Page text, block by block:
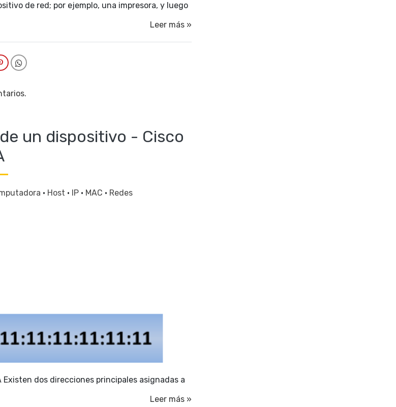
de red; por ejemplo, una impresora, y luego
Leer más »
un dispositivo - Cisco
· Host · IP · MAC · Redes
dos direcciones principales asignadas a
Leer más »